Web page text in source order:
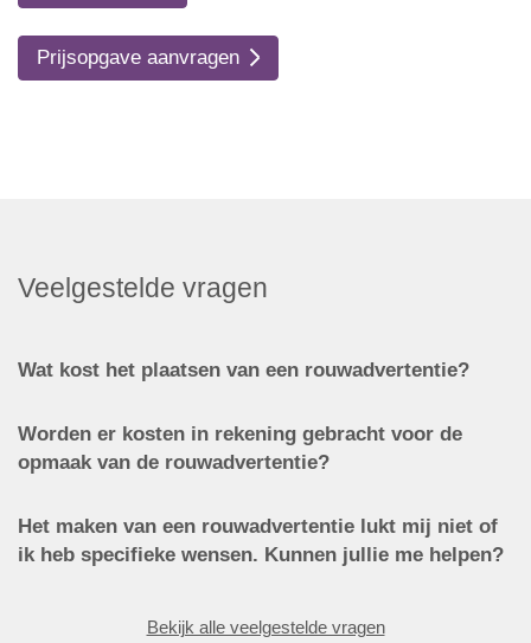
Prijsopgave aanvragen
Veelgestelde vragen
Wat kost het plaatsen van een rouwadvertentie?
Worden er kosten in rekening gebracht voor de
opmaak van de rouwadvertentie?
Het maken van een rouwadvertentie lukt mij niet of
ik heb specifieke wensen. Kunnen jullie me helpen?
Bekijk alle veelgestelde vragen